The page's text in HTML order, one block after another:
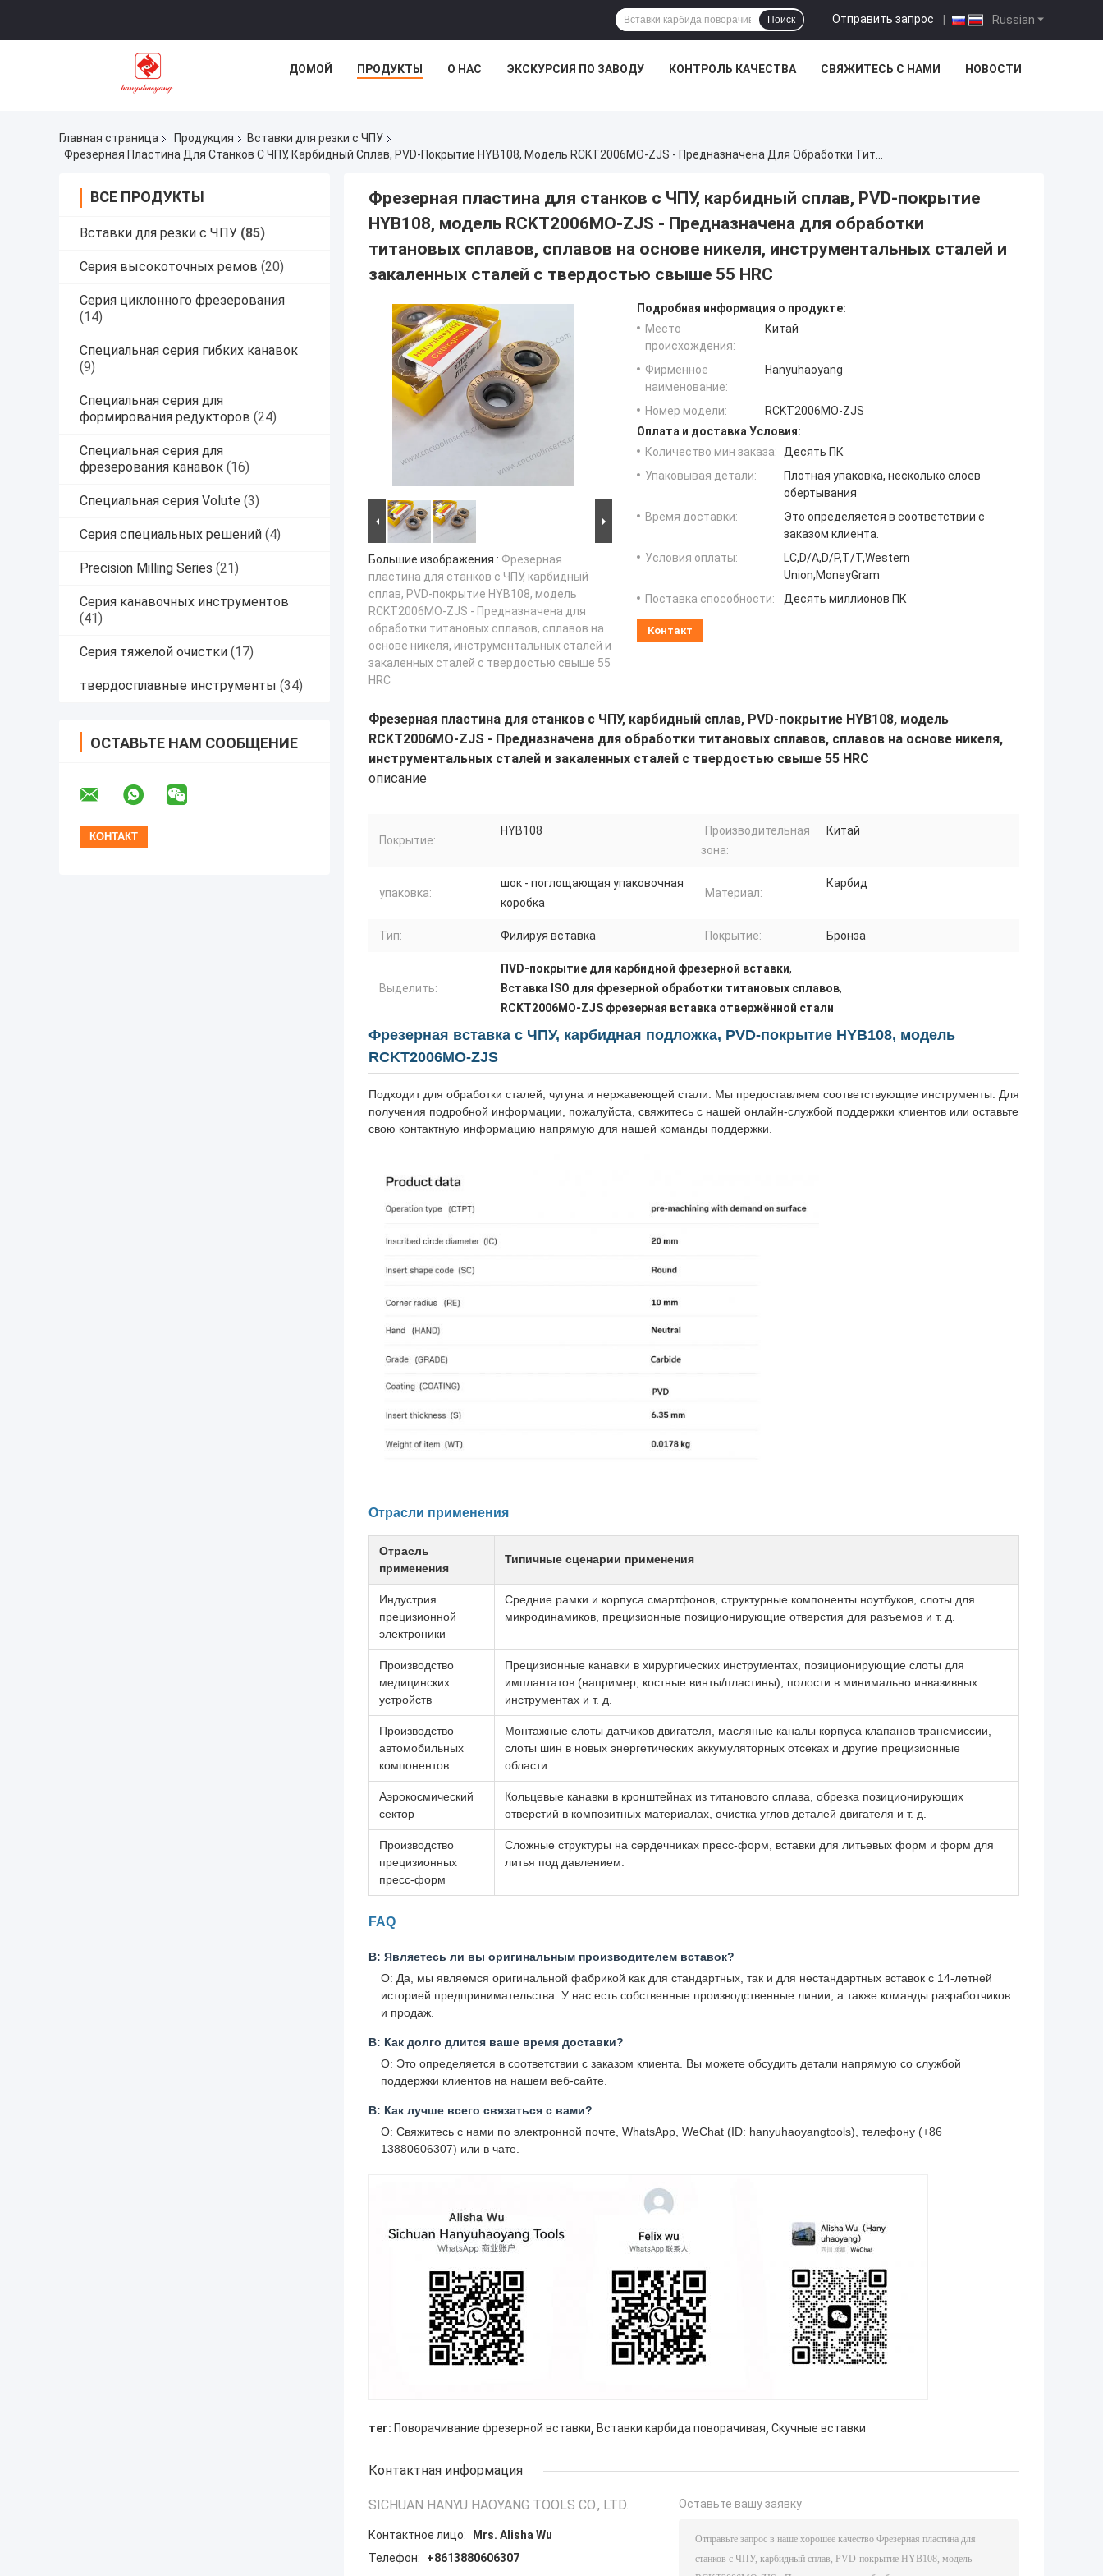
Russian
Отправить запрос |
Поиск
ДОМОЙ ПРОДУКТЫ О НАС ЭКСКУРСИЯ ПО ЗАВОДУ КОНТРОЛЬ КАЧЕСТВА СВЯЖИТЕСЬ С НАМИ НОВОСТИ
Главная страница Продукция
Вставки для резки с ЧПУ
ВСЕ ПРОДУКТЫ
Вставки для резки с ЧПУ (85)
Серия высокоточных ремов (20)
Серия циклонного фрезерования
(14)
Специальная серия гибких канавок
(9)
Специальная серия для
формирования редукторов (24)
Специальная серия для
фрезерования канавок (16)
Специальная серия Volute (3)
Серия специальных решений (4)
Precision Milling Series (21)
Серия канавочных инструментов
(41)
Серия тяжелой очистки (17)
твердосплавные инструменты (34)
ОСТАВЬТЕ НАМ СООБЩЕНИЕ
Фрезерная пластина для станков с ЧПУ, карбидный сплав, PVD-покрытие
HYB108, модель RCKT2006MO-ZJS - Предназначена для обработки
титановых сплавов, сплавов на основе никеля, инструментальных сталей и
закаленных сталей с твердостью свыше 55 HRC
Большие изображения : Фрезерная
пластина для станков с ЧПУ, карбидный
сплав, PVD-покрытие HYB108, модель
RCKT2006MO-ZJS - Предназначена для
обработки титановых сплавов, сплавов на
основе никеля, инструментальных сталей и
закаленных сталей с твердостью свыше 55
HRC
Подробная информация о продукте:
Место
происхождения:
Китай
Фирменное
наименование:
Hanyuhaoyang
Номер модели:
RCKT2006MO-ZJS
Оплата и доставка Условия:
Количество мин заказа:
Десять ПК
Упаковывая детали:
Плотная упаковка, несколько слоев
обертывания
Время доставки:
Это определяется в соответствии с
заказом клиента.
Условия оплаты:
LC,D/A,D/P,T/T,Western
Union,MoneyGram
Поставка способности:
Десять миллионов ПК
Контакт
Фрезерная пластина для станков с ЧПУ, карбидный сплав, PVD-покрытие HYB108, модель
RCKT2006MO-ZJS - Предназначена для обработки титановых сплавов, сплавов на основе никеля,
инструментальных сталей и закаленных сталей с твердостью свыше 55 HRC
описание
Покрытие:
HYB108
Производительная
зона:
Китай
упаковка:
шок - поглощающая упаковочная
коробка
Материал:
Карбид
Тип: Филируя вставка Покрытие: Бронза
Выделить:
ПVD-покрытие для карбидной фрезерной вставки,
Вставка ISO для фрезерной обработки титановых сплавов,
RCKT2006MO-ZJS фрезерная вставка отвержённой стали
Фрезерная вставка с ЧПУ, карбидная подложка, PVD-покрытие HYB108, модель
RCKT2006MO-ZJS
Подходит для обработки сталей, чугуна и нержавеющей стали. Мы предоставляем соответствующие инструменты. Для
получения подробной информации, пожалуйста, свяжитесь с нашей онлайн-службой поддержки клиентов или оставьте
свою контактную информацию напрямую для нашей команды поддержки.
Отрасли применения
Отрасль
применения
Типичные сценарии применения
Индустрия
прецизионной
электроники
Средние рамки и корпуса смартфонов, структурные компоненты ноутбуков, слоты для
микродинамиков, прецизионные позиционирующие отверстия для разъемов и т. д.
Производство
медицинских
устройств
Прецизионные канавки в хирургических инструментах, позиционирующие слоты для
имплантатов (например, костные винты/пластины), полости в минимально инвазивных
инструментах и т. д.
Производство
автомобильных
компонентов
Монтажные слоты датчиков двигателя, масляные каналы корпуса клапанов трансмиссии,
слоты шин в новых энергетических аккумуляторных отсеках и другие прецизионные
области.
Аэрокосмический
сектор
Кольцевые канавки в кронштейнах из титанового сплава, обрезка позиционирующих
отверстий в композитных материалах, очистка углов деталей двигателя и т. д.
Производство
прецизионных
пресс-форм
Сложные структуры на сердечниках пресс-форм, вставки для литьевых форм и форм для
литья под давлением.
FAQ
В: Являетесь ли вы оригинальным производителем вставок?
О: Да, мы являемся оригинальной фабрикой как для стандартных, так и для нестандартных вставок с 14-летней
историей предпринимательства. У нас есть собственные производственные линии, а также команды разработчиков
и продаж.
В: Как долго длится ваше время доставки?
О: Это определяется в соответствии с заказом клиента. Вы можете обсудить детали напрямую со службой
поддержки клиентов на нашем веб-сайте.
В: Как лучше всего связаться с вами?
О: Свяжитесь с нами по электронной почте, WhatsApp, WeChat (ID: hanyuhaoyangtools), телефону (+86
13880606307) или в чате.
тег: Поворачивание фрезерной вставки, Вставки карбида поворачивая, Скучные вставки
Контактная информация
SICHUAN HANYU HAOYANG TOOLS CO., LTD.
Контактное лицо:
Mrs. Alisha Wu
Телефон:
+8613880606307
Оставьте вашу заявку